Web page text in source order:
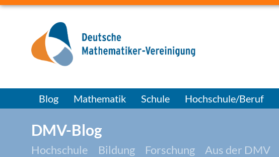
Blog Mathematik Schule Hochschule/Beruf
DMV-Blog
Hochschule Bildung Forschung Aus der DMV